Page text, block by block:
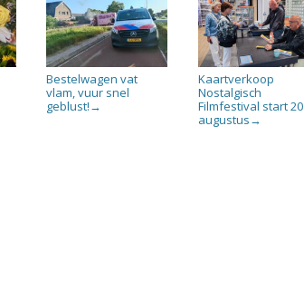
Bestelwagen vat
vlam, vuur snel
geblust! →
Kaartverkoop
Nostalgisch
Filmfestival start 20
augustus →